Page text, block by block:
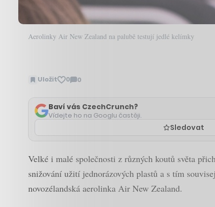
Aerolinky Air New Zealand na palubě testují jedlé kelímky
Uložit 0 0
Zobrazit
Baví vás CzechCrunch?
Vídejte ho na Googlu častěji.
Sledovat
Velké i malé společnosti z různých koutů světa
snižování užití jednorázových plastů a s tím
novozélandská aerolinka Air New Zealand.